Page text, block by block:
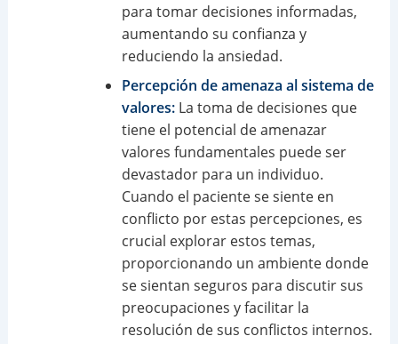
para tomar decisiones informadas,
aumentando su confianza y
reduciendo la ansiedad.
Percepción de amenaza al sistema de
valores:La toma de decisiones que
tiene el potencial de amenazar
valores fundamentales puede ser
devastador para un individuo.
Cuando el paciente se siente en
conflicto por estas percepciones, es
crucial explorar estos temas,
proporcionando un ambiente donde
se sientan seguros para discutir sus
preocupaciones y facilitar la
resolución de sus conflictos internos.